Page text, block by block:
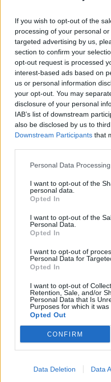
If you wish to opt-out of the
processing of your personal
targeted advertising by us,
section to confirm your
opt-out request is processed
interest-based ads based on
us or personal information
your opt-out. You may
disclosure of your personal
IAB’s list of downstream
also be disclosed by us to
Downstream Participants that
Personal Data
I want to opt-out of the
personal data.
Opted In
I want to opt-out of the
Personal Data.
Opted In
I want to opt-out of
Personal Data for
Opted In
I want to opt-out of
Retention, Sale, and/or
Personal Data that Is
Purposes for which it was
Opted Out
CONFIRM
Data Deletion Data
Novità dalle Sorelle
Parole e Vita
Pubblicazioni
Vocazione
LITURGIA DELLA
Biblioteca
Progetti
Istituto
Procedendo accetti la privacy